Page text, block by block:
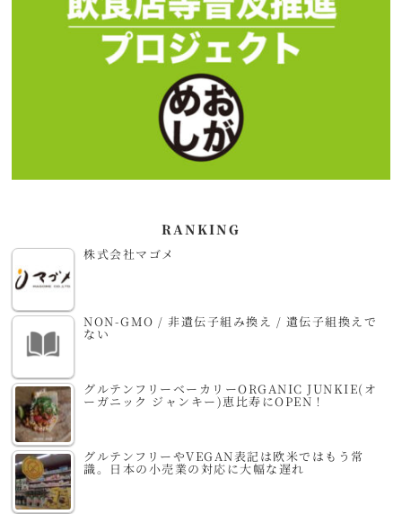
RANKING
株式会社マゴメ
NON-GMO / 非遺伝子組み換え / 遺伝子組換えで
ない
グルテンフリーベーカリーORGANIC JUNKIE(オ
ーガニック ジャンキー)恵比寿にOPEN！
グルテンフリーやVEGAN表記は欧米ではもう常
識。日本の小売業の対応に大幅な遅れ